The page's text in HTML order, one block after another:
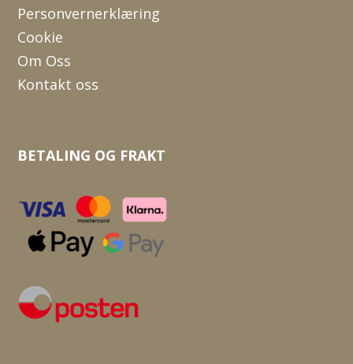
Personvernerklæring
Cookie
Om Oss
Kontakt oss
BETALING OG FRAKT